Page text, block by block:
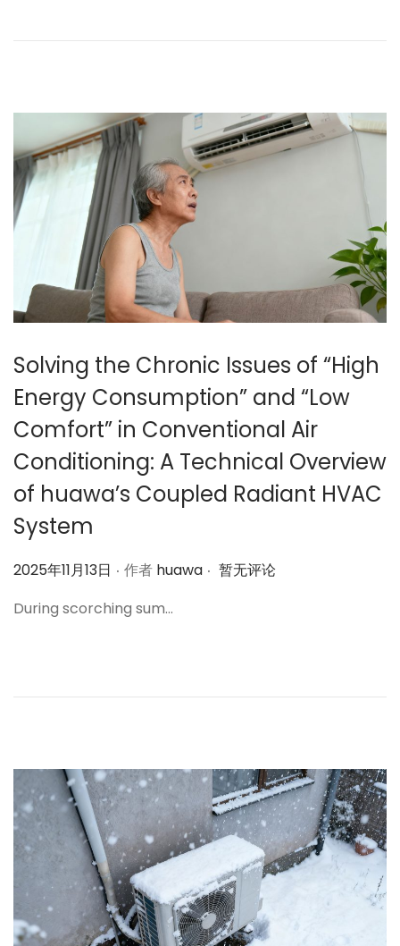
1
4
日
Solving the Chronic Issues of “High
Energy Consumption” and “Low
Comfort” in Conventional Air
Conditioning: A Technical Overview
of huawa’s Coupled Radiant HVAC
System
作
2025年11月13日 . 作者 huawa . 暂无评论
During scorching sum…